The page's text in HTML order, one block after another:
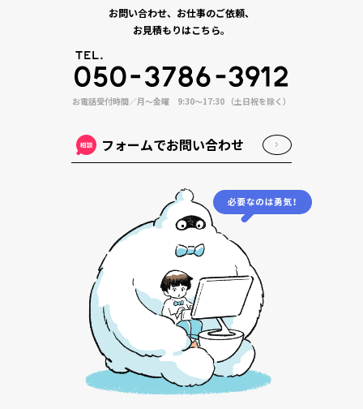
お問い合わせ、お仕事のご依頼、
お見積もりはこちら。
お電話受付時間／月〜金曜 9:30〜17:30 （土日祝を除く）
フォームでお問い合わせ